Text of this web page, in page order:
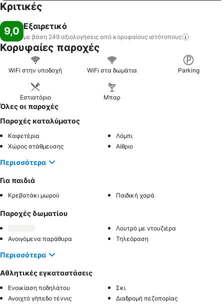
Κριτικές
9,0 Εξαιρετικό
με βάση 249 αξιολογήσεις από κορυφαίους ιστότοπους
Κορυφαίες παροχές
WiFi στην υποδοχή WiFi στα δωμάτια Parking
Εστιατόριο Μπαρ
Όλες οι παροχές
Παροχές καταλύματος
Καφετέρια
Λόμπι
Χώρος στάθμευσης
Αίθριο
Περισσότερα
Για παιδιά
Κρεβατάκι μωρού Παιδική χαρά
Παροχές δωματίου
Λουτρό με ντουζιέρα
Ανοιγόμενα παράθυρα
Τηλεόραση
Περισσότερα
Αθλητικές εγκαταστάσεις
Ενοικίαση ποδηλάτου
Σκι
Ανοιχτό γήπεδο τέννις
Διαδρομή πεζοπορίας